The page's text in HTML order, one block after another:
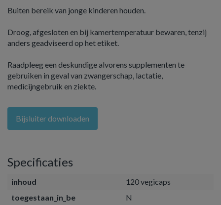
Buiten bereik van jonge kinderen houden.
Droog, afgesloten en bij kamertemperatuur bewaren, tenzij
anders geadviseerd op het etiket.
Raadpleeg een deskundige alvorens supplementen te
gebruiken in geval van zwangerschap, lactatie,
medicijngebruik en ziekte.
Bijsluiter downloaden
Specificaties
inhoud
120 vegicaps
toegestaan_in_be
N